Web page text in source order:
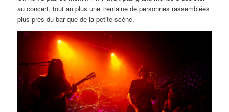
au concert, tout au plus une trentaine de personnes rassemblées
plus près du bar que de la petite scène.